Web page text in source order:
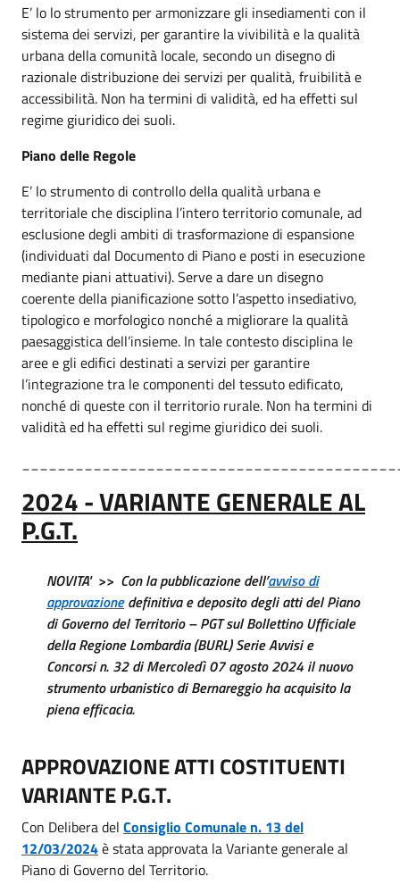
E’ lo lo strumento per armonizzare gli insediamenti con il
sistema dei servizi, per garantire la vivibilità e la qualità
urbana della comunità locale, secondo un disegno di
razionale distribuzione dei servizi per qualità, fruibilità e
accessibilità. Non ha termini di validità, ed ha effetti sul
regime giuridico dei suoli.
Piano delle Regole
E’ lo strumento di controllo della qualità urbana e
territoriale che disciplina l’intero territorio comunale, ad
esclusione degli ambiti di trasformazione di espansione
(individuati dal Documento di Piano e posti in esecuzione
mediante piani attuativi). Serve a dare un disegno
coerente della pianificazione sotto l’aspetto insediativo,
tipologico e morfologico nonché a migliorare la qualità
paesaggistica dell’insieme. In tale contesto disciplina le
aree e gli edifici destinati a servizi per garantire
l’integrazione tra le componenti del tessuto edificato,
nonché di queste con il territorio rurale. Non ha termini di
validità ed ha effetti sul regime giuridico dei suoli.
2024 - VARIANTE GENERALE AL
P.G.T.
NOVITA' >> Con la pubblicazione dell’avviso di
approvazionedefinitiva e deposito degli atti del Piano
di Governo del Territorio – PGT sul Bollettino Ufficiale
della Regione Lombardia (BURL) Serie Avvisi e
Concorsi n. 32 di Mercoledì 07 agosto 2024 il nuovo
strumento urbanistico di Bernareggio ha acquisito la
piena efficacia.
APPROVAZIONE ATTI COSTITUENTI
VARIANTE P.G.T.
Con Delibera del Consiglio Comunale n. 13 del
12/03/2024è stata approvata la Variante generale al
Piano di Governo del Territorio.